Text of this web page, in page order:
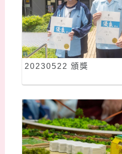
20230522 頒獎